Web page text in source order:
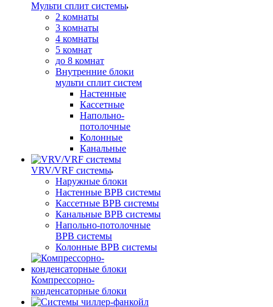
Мульти сплит системы
2 комнаты
3 комнаты
4 комнаты
5 комнат
до 8 комнат
Внутренние блоки
мульти сплит систем
Настенные
Кассетные
Напольно-
потолочные
Колонные
Канальные
VRV/VRF системы
Наружные блоки
Настенные ВРВ системы
Кассетные ВРВ системы
Канальные ВРВ системы
Напольно-потолочные
ВРВ системы
Колонные ВРВ системы
Компрессорно-
конденсаторные блоки